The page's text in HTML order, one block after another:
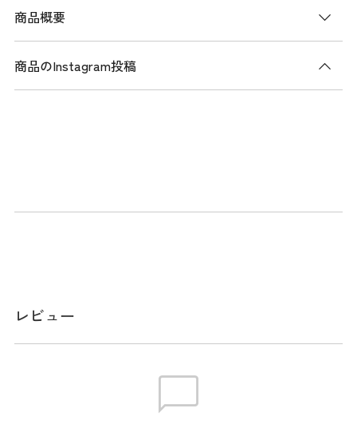
商品概要
商品説明
部にはアクセサリーポケットを搭載し、小物の収納にも便
量:4.8kg / クラブ収納数:14本 / ネームプレート素材:アクリル
商品のInstagram投稿
レビュー